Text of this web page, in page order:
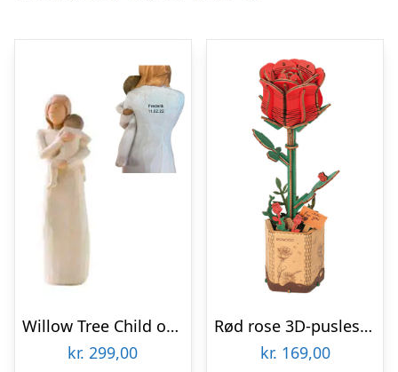
Willow Tree Child of my Heart
kr. 299,00
Rød rose 3D-puslespil fra Rowoodâ¢ (TW042)
kr. 169,00